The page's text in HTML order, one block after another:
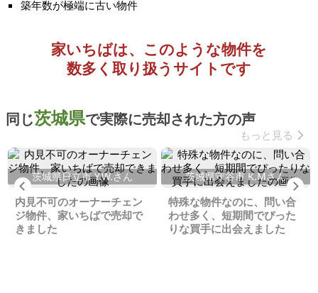
築年数が極端に古い物件
家いちばは、このような物件を
数多く取り扱うサイトです
同じ茨城県で実際に売却された方の声
もっと見る
Previous
茨城県日立市 Y.W.さん
内見不可のオーナーチェン
ジ物件、家いちばで売却で
きました
茨城県守谷市 K.Mさん
特殊な物件なのに、問い合
わせ多く、短期間でぴった
りな買手に出会えました